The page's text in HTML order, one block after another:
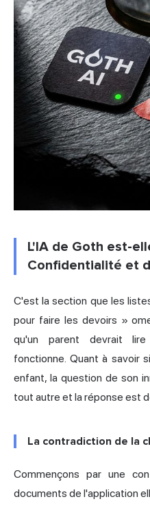
L'IA de Goth est-
Confidentialité et
C'est la section que les
pour faire les devoirs »
qu'un parent devrait lire
fonctionne. Quant à savoir
enfant, la question de son
tout autre et la réponse est
La contradiction de la
Commençons par une
documents de l'application